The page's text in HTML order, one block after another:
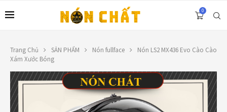
0
Trang Chủ SẢN PHẨM Nón fullface
Nón LS2 MX436 Evo Cào Cào
Xám Xước Bóng